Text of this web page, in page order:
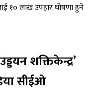
शक्तिकेन्द्र’
सीईओ